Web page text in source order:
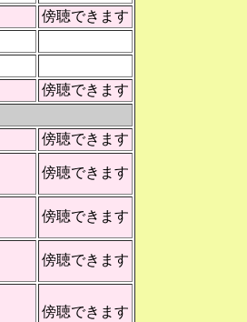
傍聴できます
傍聴できます
傍聴できます
傍聴できます
傍聴できます
傍聴できます
傍聴できます